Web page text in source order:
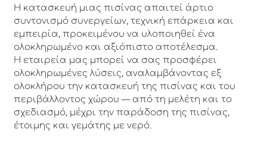
Η κατασκευή μιας πισίνας απαιτεί άρτιο
συντονισμό συνεργείων, τεχνική επάρκεια και
εμπειρία, προκειμένου να υλοποιηθεί ένα
ολοκληρωμένο και αξιόπιστο αποτέλεσμα.
Η εταιρεία μας μπορεί να σας προσφέρει
ολοκληρωμένες λύσεις, αναλαμβάνοντας εξ
ολοκλήρου την κατασκευή της πισίνας και του
περιβάλλοντος χώρου — από τη μελέτη και το
σχεδιασμό, μέχρι την παράδοση της πισίνας,
έτοιμης και γεμάτης με νερό.